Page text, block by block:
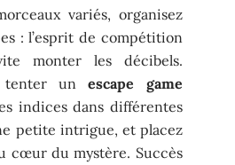
variés, organisez
: l’esprit de compétition
monter les décibels.
tenter unescape game
indices dans différentes
petite intrigue, et placez
cœur du mystère. Succès